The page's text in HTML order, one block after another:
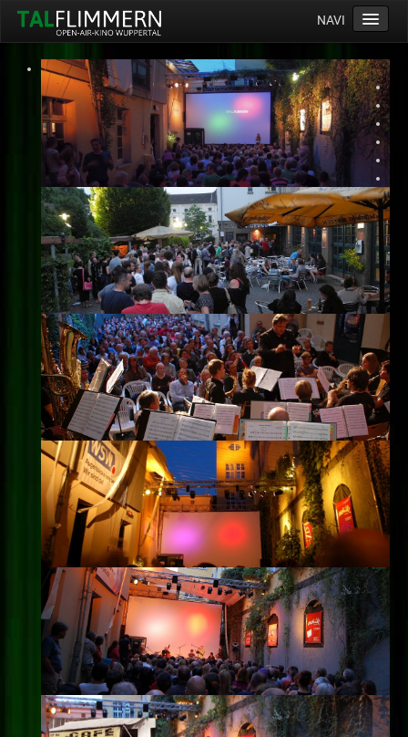
NAVI
Home
Programm
Service
Ticketinfos
Ort
Anreise
Wetter
Kinogutschein
Konzept
Archiv
Kontakt
Impressum
Datenschutz